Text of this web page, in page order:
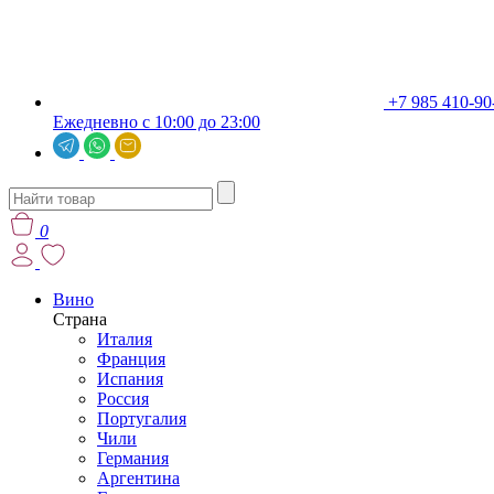
+7 985 410-
Ежедневно с 10:00 до 23:00
0
Вино
Страна
Италия
Франция
Испания
Россия
Португалия
Чили
Германия
Аргентина